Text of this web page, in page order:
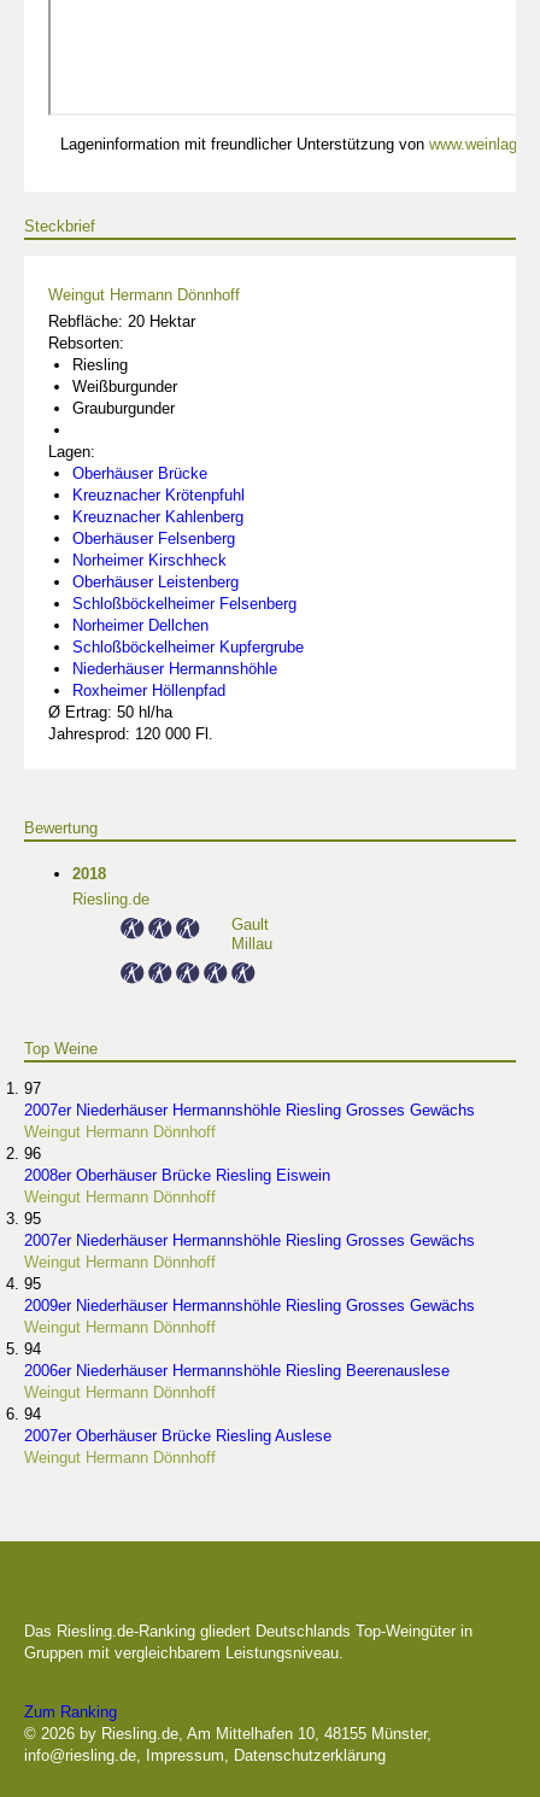
Lageninformation mit freundlicher Unterstützung von
Steckbrief
Weingut Hermann Dönnhoff
Rebfläche: 20 Hektar
Rebsorten:
Riesling
Weißburgunder
Grauburgunder
Lagen:
Oberhäuser Brücke
Kreuznacher Krötenpfuhl
Kreuznacher Kahlenberg
Oberhäuser Felsenberg
Norheimer Kirschheck
Oberhäuser Leistenberg
Schloßböckelheimer Felsenberg
Norheimer Dellchen
Schloßböckelheimer Kupfergrube
Niederhäuser Hermannshöhle
Roxheimer Höllenpfad
Ø Ertrag: 50 hl/ha
Jahresprod: 120 000 Fl.
Bewertung
2018
Riesling.de
Gault
Millau
Top Weine
97
2007er Niederhäuser Hermannshöhle Riesling Grosses Gewächs
Weingut Hermann Dönnhoff
96
2008er Oberhäuser Brücke Riesling Eiswein
Weingut Hermann Dönnhoff
95
2007er Niederhäuser Hermannshöhle Riesling Grosses Gewächs
Weingut Hermann Dönnhoff
95
2009er Niederhäuser Hermannshöhle Riesling Grosses Gewächs
Weingut Hermann Dönnhoff
94
2006er Niederhäuser Hermannshöhle Riesling Beerenauslese
Weingut Hermann Dönnhoff
94
2007er Oberhäuser Brücke Riesling Auslese
Weingut Hermann Dönnhoff
Das Riesling.de-Ranking gliedert Deutschlands Top-Weingüter in
Gruppen mit vergleichbarem Leistungsniveau.
Zum Ranking
© 2026 by Riesling.de, Am Mittelhafen 10, 48155 Münster,
info@riesling.de, Impressum, Datenschutzerklärung